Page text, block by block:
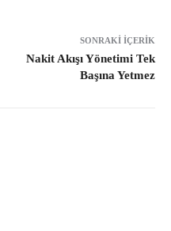
SONRAKI İÇERIK
Nakit Akışı Yönetimi Tek
Başına Yetmez